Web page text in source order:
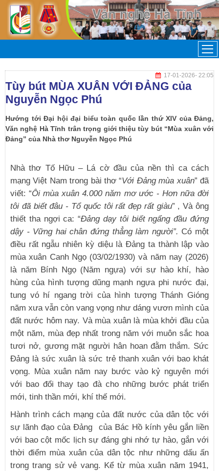
17-01-2026- 22:05
Tùy bút MÙA XUÂN VỚI ĐẢNG của
Nguyễn Ngọc Phú
Hướng tới Đại hội đại biểu toàn quốc lần thứ XIV của Đảng,
Văn nghệ Hà Tĩnh trân trọng giới thiệu tùy bút “Mùa xuân với
Đảng” của Nhà thơ Nguyễn Ngọc Phú
Nhà thơ Tố Hữu – Lá cờ đầu của nền thì ca cách
mạng Việt Nam trong bài thơ “Với Đảng mùa xuân” đã
viết: “Ôi mùa xuân 4.000 năm mơ ước - Hơn nữa đời
tôi đã biết đâu - Tổ quốc tôi rất đẹp rất giàu” , Và ông
thiết tha ngợi ca: “Đảng dạy tôi biết ngẩng đầu đứng
dậy - Vững hai chân đứng thẳng làm người”. Có một
điều rất ngẫu nhiên kỳ diệu là Đảng ta thành lập vào
mùa xuân Canh Ngọ (03/02/1930) và năm nay (2026)
là năm Bính Ngọ (Năm ngựa) với sự hào khí, hào
hùng của hình tượng dũng mạnh ngựa phi nước đại,
tung vó hí ngang trời của hình tượng Thánh Gióng
năm xưa vẫn còn vang vọng như dáng vươn mình của
đất nước hôm nay. Và mùa xuân là mùa khởi đầu của
một năm, mùa đẹp nhất trong năm với muôn sắc hoa
tươi nở, gương mặt người hân hoan đằm thắm. Sức
Đảng là sức xuân là sức trẻ thanh xuân với bao khát
vọng. Mùa xuân năm nay bước vào kỷ nguyên mới
với bao đổi thay tạo đà cho những bước phát triển
mới, tinh thần mới, khí thế mới.
Hành trình cách mạng của đất nước của dân tộc với
sự lãnh đạo của Đảng của Bác Hồ kính yêu gắn liền
với bao cột mốc lịch sự đáng ghi nhớ tự hào, gắn với
thời điểm mùa xuân của dân tộc như những dấu ấn
trong trang sử vẻ vang. Kể từ mùa xuân năm 1941,